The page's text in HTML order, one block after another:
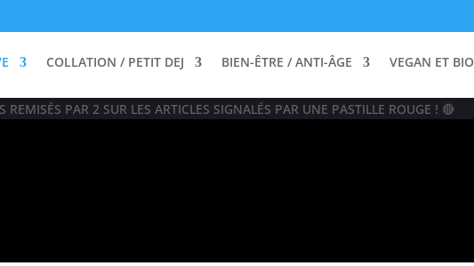
REMISÉS PAR 2 SUR LES ARTICLES SIGNALÉS PAR UNE PASTILLE ROUGE ! 🔴
COLLATION / PETIT DEJ BIEN-ÊTRE / ANTI-ÂGE VEGAN ET BIO